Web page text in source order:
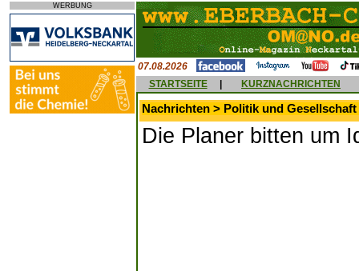
WERBUNG
07.08.2026
STARTSEITE
KURZNACHRICHTEN
Nachrichten > Politik und Gesellschaft
Die Planer bitten um